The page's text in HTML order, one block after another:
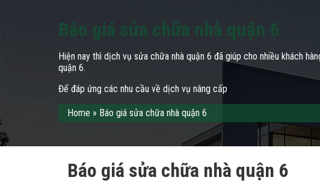
Báo giá sửa chữa nhà quận 6
Hiện nay thì dịch vụ sửa chữa nhà quận 6 đã giúp cho nhiều khách
quận 6.
Để đáp ứng các nhu cầu về dịch vụ nâng cấp
Home » Báo giá sửa chữa nhà quận 6
Báo giá sửa chữa nhà quận 6